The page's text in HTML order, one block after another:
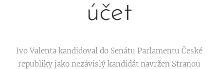
účet
Ivo Valenta kandidoval do Senátu Parlamentu České
republiky jako nezávislý kandidát navržen Stranou